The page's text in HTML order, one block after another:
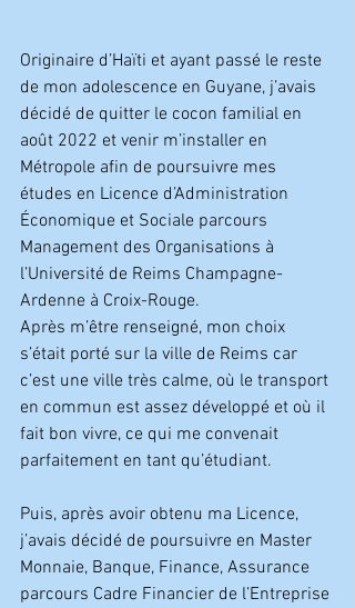
Originaire d’Haïti et ayant passé le reste
de mon adolescence en Guyane, j’avais
décidé de quitter le cocon familial en
août 2022 et venir m’installer en
Métropole afin de poursuivre mes
études en Licence d’Administration
Économique et Sociale parcours
Management des Organisations à
l’Université de Reims Champagne-
Ardenne à Croix-Rouge.
Après m’être renseigné, mon choix
s’était porté sur la ville de Reims car
c’est une ville très calme, où le transport
en commun est assez développé et où il
fait bon vivre, ce qui me convenait
parfaitement en tant qu’étudiant.
Puis, après avoir obtenu ma Licence,
j’avais décidé de poursuivre en Master
Monnaie, Banque, Finance, Assurance
parcours Cadre Financier de l’Entreprise